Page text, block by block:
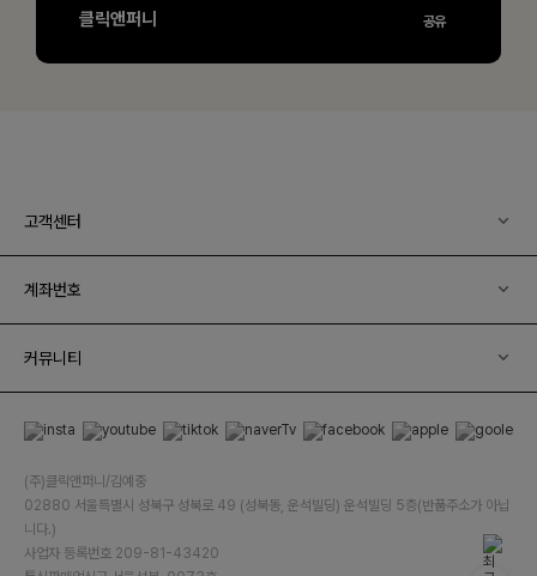
고객센터
계좌번호
커뮤니티
(주)클릭앤퍼니/김예중
02880 서울특별시 성북구 성북로 49 (성북동, 운석빌딩) 운석빌딩 5층(반품주소가 아닙
니다.)
사업자 등록번호 209-81-43420